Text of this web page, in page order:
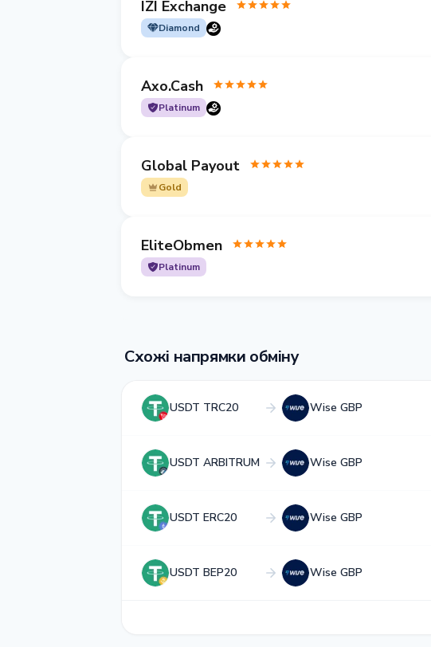
IZI Exchange
Diamond
Axo.Cash
Platinum
Global Payout
Gold
EliteObmen
Platinum
Схожі напрямки обміну
USDT TRC20 Wise GBP
USDT ARBITRUM Wise GBP
USDT ERC20 Wise GBP
USDT BEP20 Wise GBP